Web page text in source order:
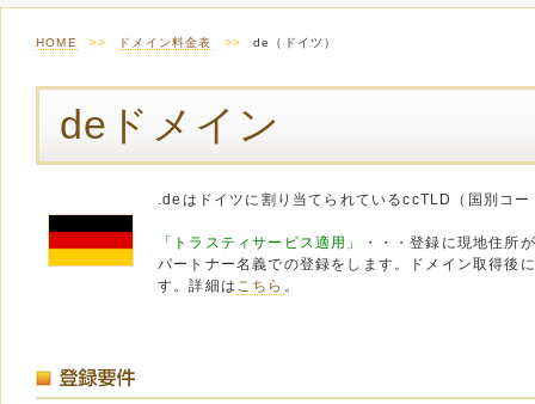
HOME >> ドメイン料金表 >> de（ドイツ）
deドメイン
.deはドイツに割り当てられているccTLD（国別コ
「トラスティサービス適用」
・・・登録に現地住所
パートナー名義での登録をします。ドメイン取得後
す。詳細は こちら 。